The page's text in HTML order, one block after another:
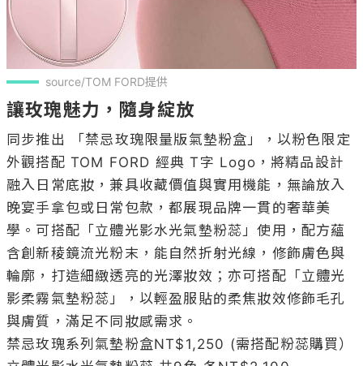
source/TOM FORD提供
讓玫瑰魅力，隨身綻放
同步推出 「禁忌玫瑰限量版氣墊粉盒」，以粉色限定
外觀搭配 TOM FORD 經典 T字 Logo，將精品設計
融入日常底妝，兼具收藏價值與實用機能，無論放入
晚宴手拿包或日常包款，都展現品牌一貫的奢華美
學。可搭配「立體光影水光氣墊粉蕊」使用，配方蘊
含創新稜鏡流光粉末，能自然折射光線，修飾膚色與
輪廓，打造細緻透亮的光澤妝效；亦可搭配「立體光
影柔霧氣墊粉蕊」，以輕盈服貼的柔焦妝效修飾毛孔
與膚質，滿足不同妝感需求。
禁忌玫瑰系列氣墊粉盒NT$1,250 (需搭配粉蕊購買）